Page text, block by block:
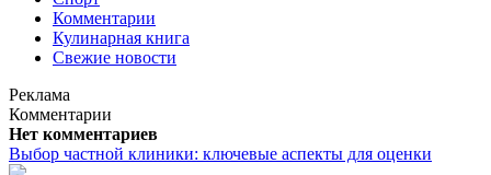
Комментарии
Кулинарная книга
Свежие новости
Реклама
Комментарии
Нет комментариев
Выбор частной клиники: ключевые аспекты для оценки